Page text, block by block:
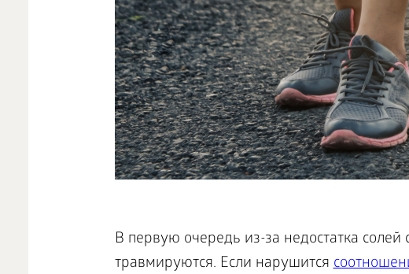
В первую очередь из-за недостатка
травмируются. Если нарушится